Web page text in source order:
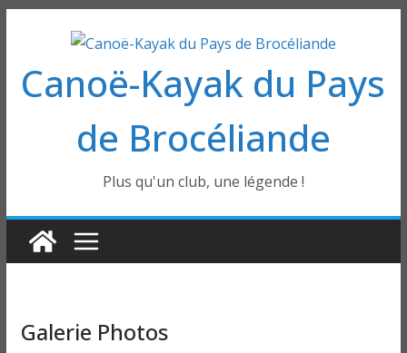
contenu
Canoë-Kayak du Pays
de Brocéliande
Plus qu'un club, une légende !
Galerie Photos